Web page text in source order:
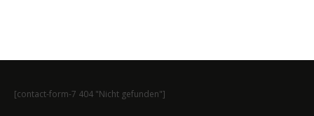
[contact-form-7 404 "Nicht gefunden"]